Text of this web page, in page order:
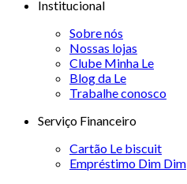
Institucional
Sobre nós
Nossas lojas
Clube Minha Le
Blog da Le
Trabalhe conosco
Serviço Financeiro
Cartão Le biscuit
Empréstimo Dim Dim